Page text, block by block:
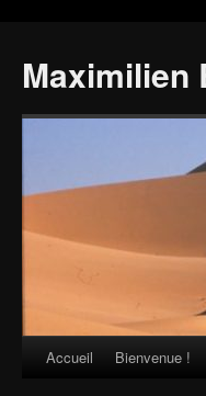
Maximilien
SkipAccueil Bienvenue !